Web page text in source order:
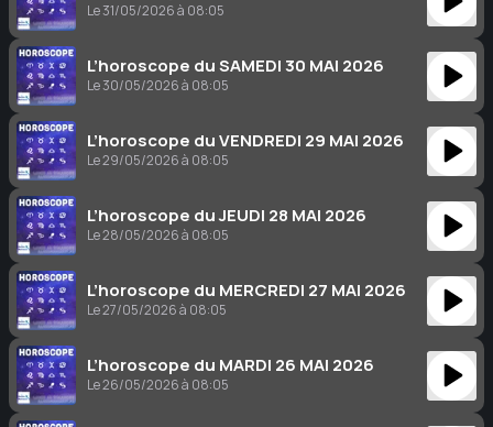
Le 31/05/2026 à 08:05
L’horoscope du SAMEDI 30 MAI 2026
Le 30/05/2026 à 08:05
L’horoscope du VENDREDI 29 MAI 2026
Le 29/05/2026 à 08:05
L’horoscope du JEUDI 28 MAI 2026
Le 28/05/2026 à 08:05
L’horoscope du MERCREDI 27 MAI 2026
Le 27/05/2026 à 08:05
L’horoscope du MARDI 26 MAI 2026
Le 26/05/2026 à 08:05